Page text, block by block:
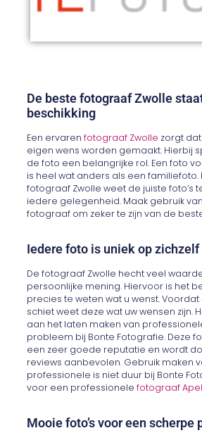
De beste fotograaf Zwolle
beschikking
Een ervarenfotograaf Zwolle zorgt
eigen wens worden gemaakt. Hierbij
de foto een belangrijke rol. Een foto
is heel wat anders als een familiefoto.
fotograaf Zwolle weet de juiste foto’s
iedere gelegenheid. Maak gebruik
fotograaf om zeker te zijn van de
Iedere foto is uniek op zichzelf
De fotograaf Zwolle hecht veel
persoonlijke mening. Hiervoor is het
precies te weten wat u wenst.
schiet weet deze wat uw wensen zijn.
aan het laten maken van
probleem bij Bonte Fotografie. Deze
een zeer goede reputatie en wordt
reviews aanbevolen. Gebruik maken
professionele is niet duur bij Bonte
voor een professionelefotograaf
Mooie foto’s voor een scherpe